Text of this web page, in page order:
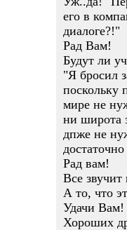
его в
диалоге?!"
Рад Вам!
Будут ли
"Я бросил
поскольку
мире не
ни широта
дпже не
Рад вам!
Все звучит
А то, что
Удачи Вам!
Хороших